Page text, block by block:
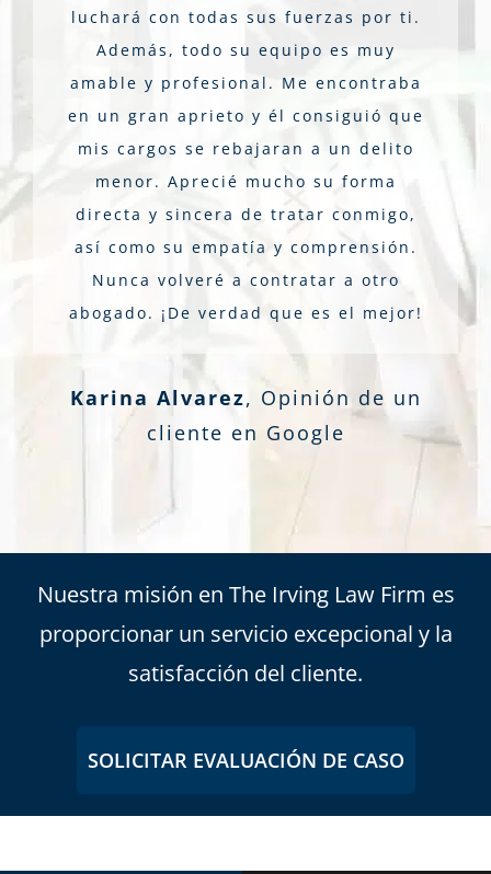
luchará con todas sus fuerzas por ti.
Además, todo su equipo es muy
amable y profesional. Me encontraba
en un gran aprieto y él consiguió que
mis cargos se rebajaran a un delito
menor. Aprecié mucho su forma
directa y sincera de tratar conmigo,
así como su empatía y comprensión.
Nunca volveré a contratar a otro
abogado. ¡De verdad que es el mejor!
Karina Alvarez, Opinión de un
cliente en Google
Nuestra misión en The Irving Law Firm es
proporcionar un servicio excepcional y la
satisfacción del cliente.
SOLICITAR EVALUACIÓN DE CASO